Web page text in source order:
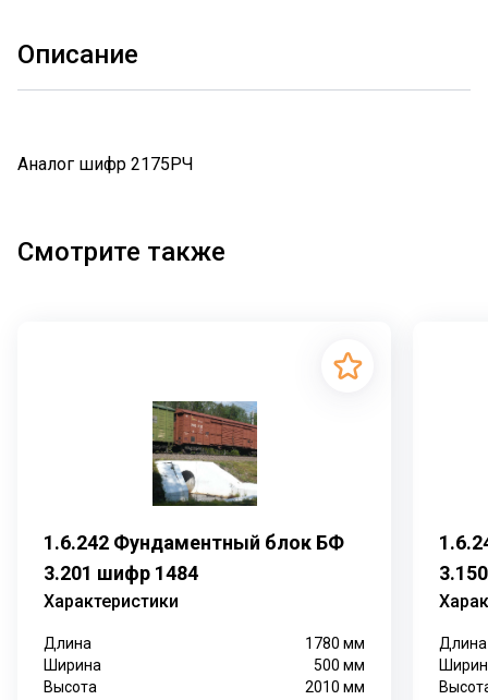
Описание
Аналог шифр 2175РЧ
Смотрите также
1.6.242 Фундаментный блок БФ
3.201 шифр 1484
Характеристики
Длина 1780мм
Ширина
500мм
Высота
2010мм
Длина